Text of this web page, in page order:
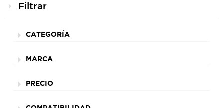
Filtrar
CATEGORÍA
MARCA
PRECIO